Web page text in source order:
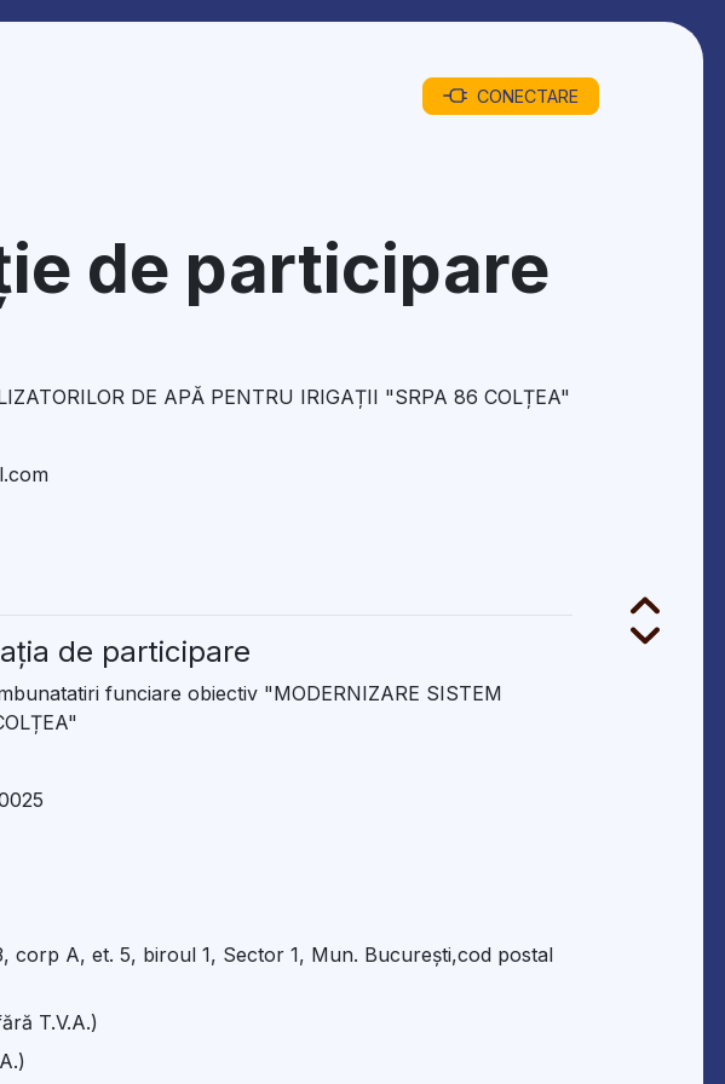
CONECTARE
de participare
DE APĂ PENTRU IRIGAȚII "SRPA 86 COLȚEA"
de participare
funciare obiectiv "MODERNIZARE SISTEM
corp A, et. 5, biroul 1, Sector 1, Mun. București,cod postal
T.V.A.)